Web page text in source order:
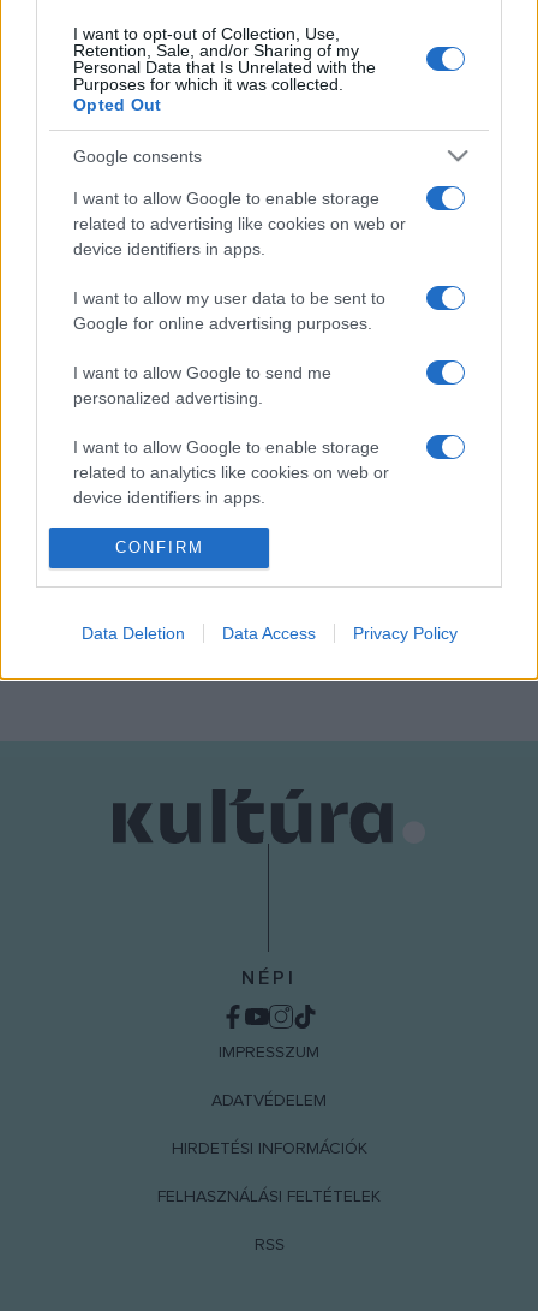
I want to opt-out of Collection, Use,
Retention, Sale, and/or Sharing of my
Personal Data that Is Unrelated with the
Purposes for which it was collected.
Opted Out
Google consents
I want to allow Google to enable storage
related to advertising like cookies on web or
device identifiers in apps.
I want to allow my user data to be sent to
Google for online advertising purposes.
I want to allow Google to send me
personalized advertising.
I want to allow Google to enable storage
related to analytics like cookies on web or
device identifiers in apps.
I want to allow Google to enable storage
related to functionality of the website or app.
I want to allow Google to enable storage
related to personalization.
CONFIRM
Data Deletion Data Access Privacy Policy
korlátozott befogadóképessége miatt érdemes regisztrálni
a két nagykoncertre, amit június 30-án éjfélig a
www.fenyfesztival.hu
koncerthelyszínek közelében Pécs kétezer éves
történelmét megidéző nagyszabású felvonulás és
divatshow is várja az érdeklődőket.
MEGOSZTÁS
NÉPI
IMPRESSZUM
ADATVÉDELEM
HIRDETÉSI INFORMÁCIÓK
FELHASZNÁLÁSI FELTÉTELEK
RSS